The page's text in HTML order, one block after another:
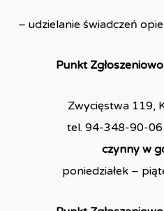
– udzielanie świadczeń
Punkt
Zwycięstwa 119,
tel. 94-348-90-
czynny w
poniedziałek –